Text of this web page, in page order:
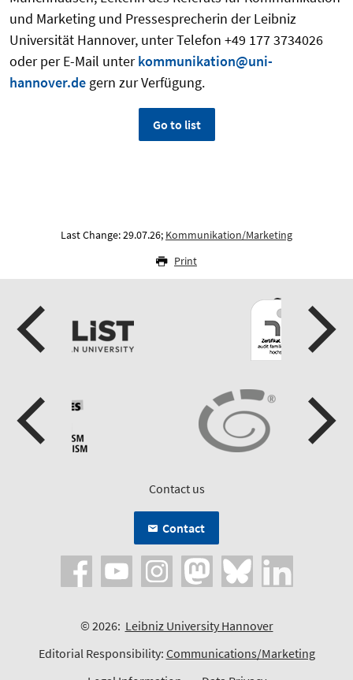
und Marketing und Pressesprecherin der Leibniz
Universität Hannover, unter Telefon +49 177 3734026
oder per E-Mail unterkommunikation@uni-
hannover.de gern zur Verfügung.
Go to list
Last Change: 29.07.26; Kommunikation/Marketing
Print
Contact us
Contact
© 2026: Leibniz University Hannover
Editorial Responsibility: Communications/Marketing